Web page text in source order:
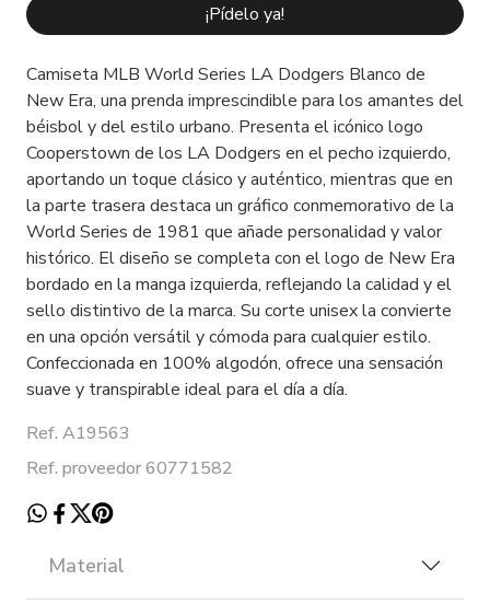
¡Pídelo ya!
Camiseta MLB World Series LA Dodgers Blanco de
New Era, una prenda imprescindible para los amantes del
béisbol y del estilo urbano. Presenta el icónico logo
Cooperstown de los LA Dodgers en el pecho izquierdo,
aportando un toque clásico y auténtico, mientras que en
la parte trasera destaca un gráfico conmemorativo de la
World Series de 1981 que añade personalidad y valor
histórico. El diseño se completa con el logo de New Era
bordado en la manga izquierda, reflejando la calidad y el
sello distintivo de la marca. Su corte unisex la convierte
en una opción versátil y cómoda para cualquier estilo.
Confeccionada en 100% algodón, ofrece una sensación
suave y transpirable ideal para el día a día.
Ref. A19563
Ref. proveedor 60771582
Material